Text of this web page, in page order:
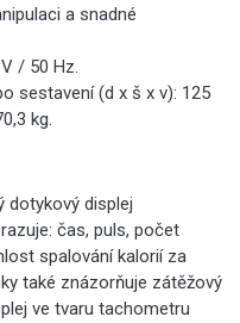
a snadné
/ 50 Hz.
sestavení (d x š x v): 125
kg.
dotykový displej
čas, puls, počet
spalování kalorií za
také znázorňuje zátěžový
ve tvaru tachometru